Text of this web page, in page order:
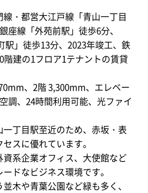
・都営大江戸線「青山一丁目
座線「外苑前駅」徒歩6分、
駅」徒歩13分、2023年竣工、鉄
建の1フロア1テナントの賃貸
、2階 3,300mm、エレベー
調、24時間利用可能、光ファイ
丁目駅至近のため、赤坂・表
スに優れています。
資系企業オフィス、大使館など
ドなビジネス環境です。
木や青葉公園など緑も多く、